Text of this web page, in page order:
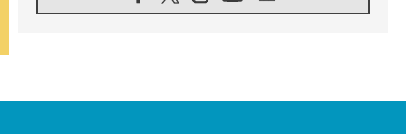
06.08.2026